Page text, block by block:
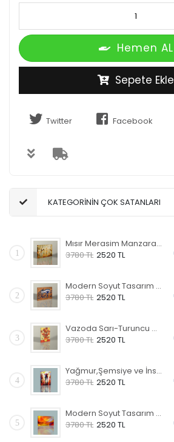
Hemen AL
Sepete Ekle
Twitter Facebook
KATEGORİNİN ÇOK SATANLARI
1
Mısır Merasim Manzaralı Kanvas Tablo
3780 TL 2520 TL
2
Modern Soyut Tasarım 37 Kanvas Tablo
3780 TL 2520 TL
3
Vazoda Sarı-Turuncu Çiçekler Kanvas Tablo
3780 TL 2520 TL
4
Yağmur,Şemsiye ve İnsanlar Kanvas Tablo
3780 TL 2520 TL
5
Modern Soyut Tasarım 36 Kanvas Tablo
3780 TL 2520 TL